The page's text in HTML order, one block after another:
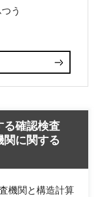
う
る確認検査
関に関する
機関と構造計算